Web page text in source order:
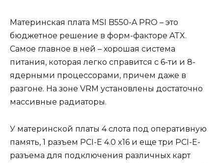
Материнская плата MSI B550-A PRO – это
бюджетное решение в форм-факторе ATX.
Самое главное в ней – хорошая система
питания, которая легко справится с 6-ти и 8-
ядерными процессорами, причем даже в
разгоне. На зоне VRM установлены достаточно
массивные радиаторы.
У материнской платы 4 слота под оперативную
память, 1 разъем PCI-E 4.0 x16 и еще три PCI-E-
разъема для подключения различных карт